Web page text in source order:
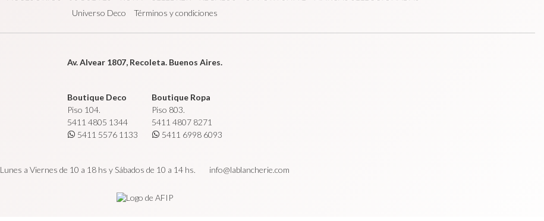
Universo Deco
Términos y condiciones
Av. Alvear 1807, Recoleta. Buenos Aires.
Boutique Deco
Piso 104.
5411 4805 1344
5411 5576 1133
Boutique Ropa
Piso 803.
5411 4807 8271
5411 6998 6093
Lunes a Viernes de 10 a 18 hs y Sábados de 10 a 14 hs. info@lablancherie.com